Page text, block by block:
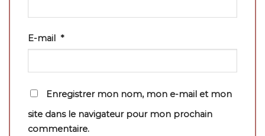
E-mail *
Enregistrer mon nom, mon e-mail et mon
site dans le navigateur pour mon prochain
commentaire.